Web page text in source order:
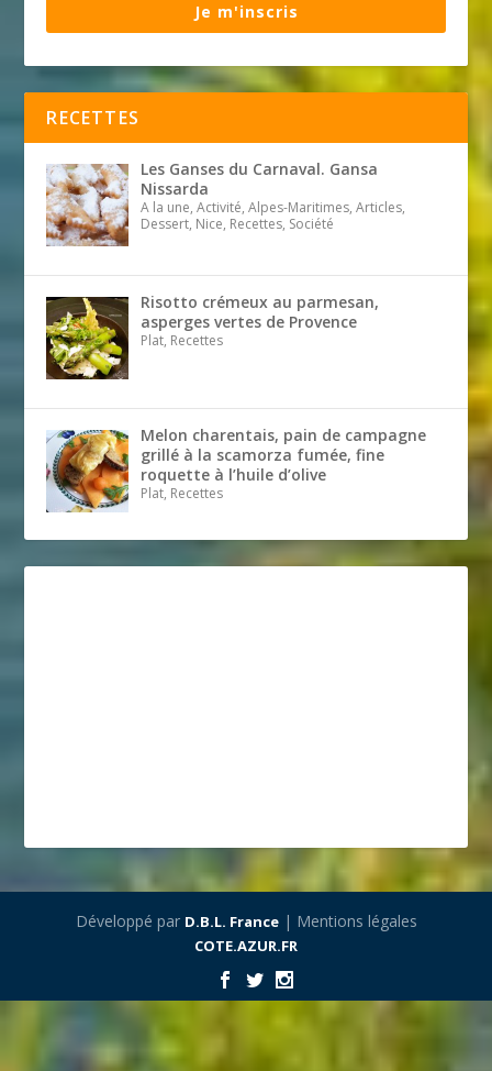
Je m'inscris
RECETTES
Les Ganses du Carnaval. Gansa
Nissarda
A la une, Activité, Alpes-Maritimes, Articles,
Dessert, Nice, Recettes, Société
Risotto crémeux au parmesan,
asperges vertes de Provence
Plat, Recettes
Melon charentais, pain de campagne
grillé à la scamorza fumée, fine
roquette à l’huile d’olive
Plat, Recettes
Développé par D.B.L. France| Mentions légales
COTE.AZUR.FR